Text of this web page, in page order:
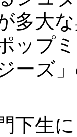
多大
ップ
ーズ
下生